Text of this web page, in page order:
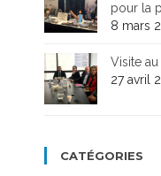
pour la
8 mars
Visite
27 avril
CATÉGORIES